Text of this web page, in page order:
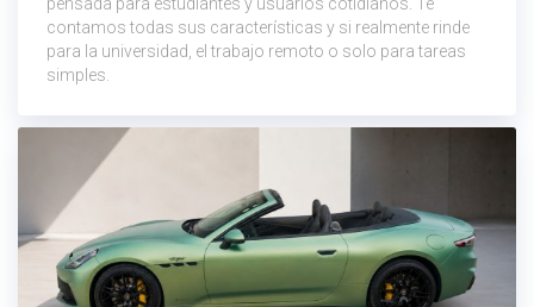
contamos todas sus características y si realmente rinde
para la universidad, el trabajo remoto o solo para tareas
simples.